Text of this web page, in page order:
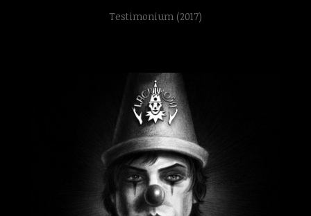
Testimonium (2017)